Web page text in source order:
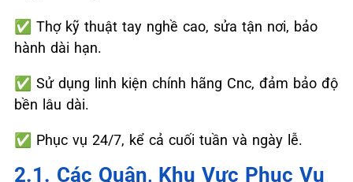
✅ Thợ kỹ thuật tay nghề cao, sửa tận nơi, bảo
hành dài hạn.
✅ Sử dụng linh kiện chính hãng Cnc, đảm bảo độ
bền lâu dài.
✅ Phục vụ 24/7, kể cả cuối tuần và ngày lễ.
2.1. Các Quận, Khu Vực Phục Vụ